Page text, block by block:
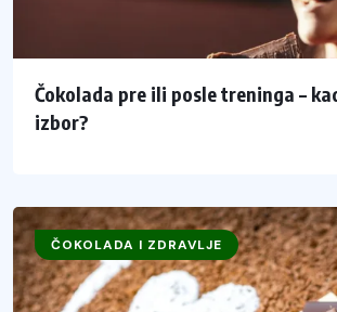
Čokolada pre ili posle treninga –
izbor?
ČOKOLADA I ZDRAVLJE